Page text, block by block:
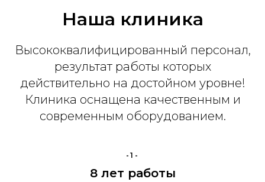
Наша клиника
Высококвалифицированный персонал,
результат работы которых
действительно на достойном уровне!
Клиника оснащена качественным и
современным оборудованием.
-1-
8 лет работы